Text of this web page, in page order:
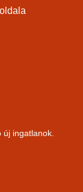
új ingatlanok.